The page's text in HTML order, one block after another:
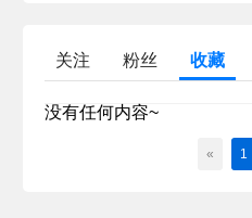
关注 粉丝 收藏
没有任何内容~
« 1